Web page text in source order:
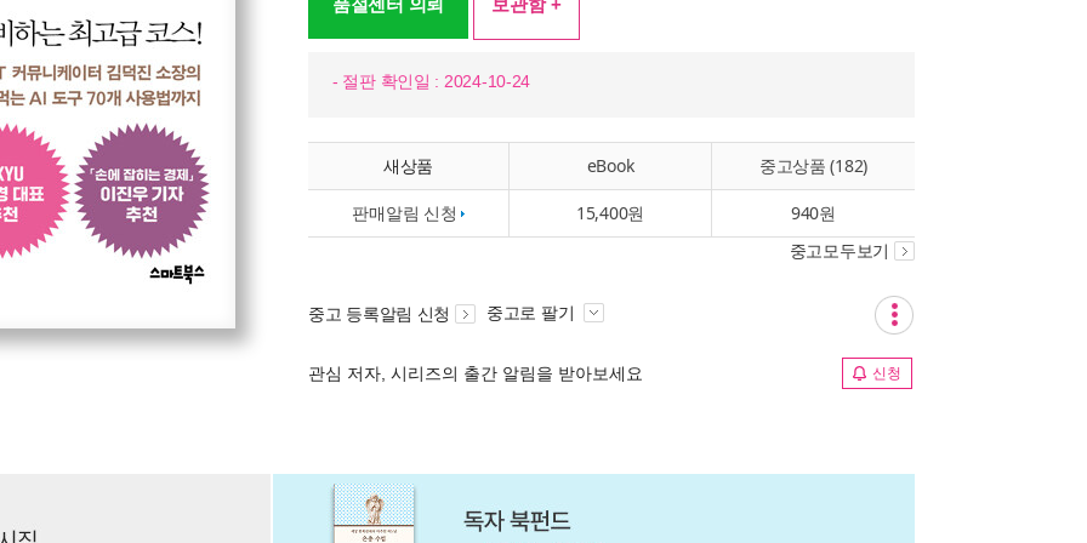
품절센터 의뢰 보관함 +
- 절판 확인일 : 2024-10-24
새상품 eBook 중고상품 (182)
판매알림 신청 15,400원 940원
중고모두보기
중고 등록알림 신청 중고로 팔기
관심 저자, 시리즈의 출간 알림을 받아보세요 신청